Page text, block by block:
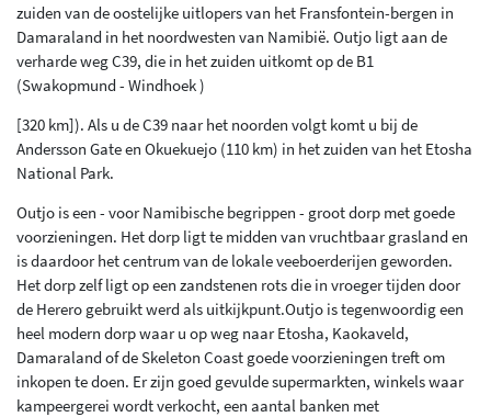
zuiden van de oostelijke uitlopers van het Fransfontein-bergen in
Damaraland in het noordwesten van Namibië. Outjo ligt aan de
verharde weg C39, die in het zuiden uitkomt op de B1
(Swakopmund - Windhoek )
[320 km]). Als u de C39 naar het noorden volgt komt u bij de
Andersson Gate en Okuekuejo (110 km) in het zuiden van het Etosha
National Park.
Outjo is een - voor Namibische begrippen - groot dorp met goede
voorzieningen. Het dorp ligt te midden van vruchtbaar grasland en
is daardoor het centrum van de lokale veeboerderijen geworden.
Het dorp zelf ligt op een zandstenen rots die in vroeger tijden door
de Herero gebruikt werd als uitkijkpunt.Outjo is tegenwoordig een
heel modern dorp waar u op weg naar Etosha, Kaokaveld,
Damaraland of de Skeleton Coast goede voorzieningen treft om
inkopen te doen. Er zijn goed gevulde supermarkten, winkels waar
kampeergerei wordt verkocht, een aantal banken met